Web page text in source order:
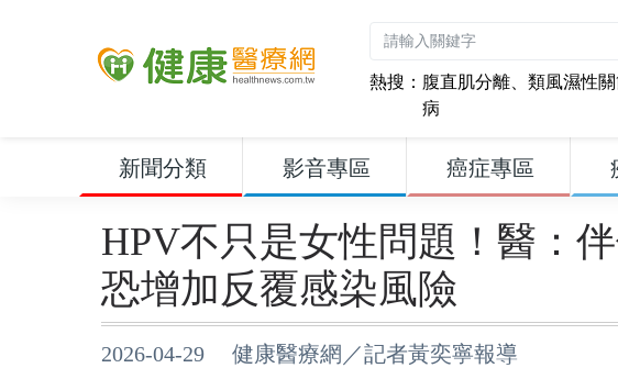
熱搜： 腹直肌分離、 類風濕性
病
新聞分類 影音專區 癌症專區
HPV不只是女性問題！醫：
恐增加反覆感染風險
2026-04-29 健康醫療網／記者黃奕寧報導